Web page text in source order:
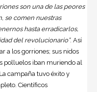
son una de las peores
se comen nuestras
hasta erradicarlos,
del revolucionario”. Así
a los gorriones; sus nidos
polluelos iban muriendo al
campaña tuvo éxito y
Científicos